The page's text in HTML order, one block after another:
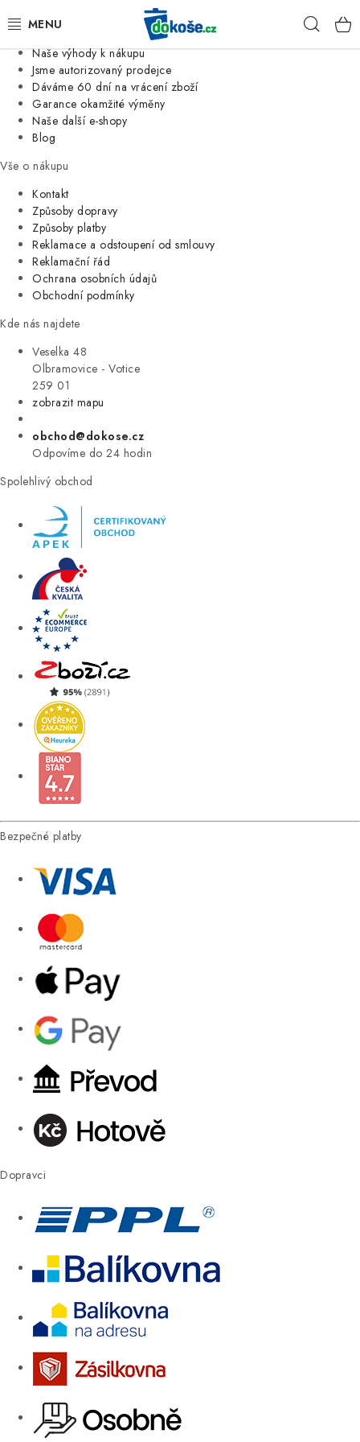
Jsme tradiční česká firma
Naše výhody k nákupu
Jsme autorizovaný prodejce
Dáváme 60 dní na vrácení zboží
Garance okamžité výměny
Naše další e-shopy
Blog
Vše o nákupu
Kontakt
Způsoby dopravy
Způsoby platby
Reklamace a odstoupení od smlouvy
Reklamační řád
Ochrana osobních údajů
Obchodní podmínky
Kde nás najdete
Veselka 48
Olbramovice - Votice
259 01
zobrazit mapu
obchod@dokose.cz
Odpovíme do 24 hodin
Spolehlivý obchod
Bezpečné platby
Dopravci
KOŠE
SÁČKY
KUCHYNĚ
ORGANIZACE
DOMÁCNOST
ÚKLID
VÝPRODEJ
ZNAČKY
Úvod Kontakt Blog
Moje objednávka